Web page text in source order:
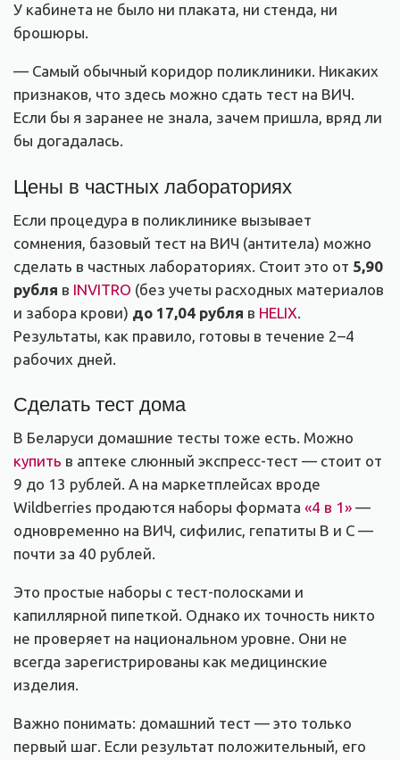
У кабинета не было ни плаката, ни стенда, ни
брошюры.
— Самый обычный коридор поликлиники. Никаких
признаков, что здесь можно сдать тест на ВИЧ.
Если бы я заранее не знала, зачем пришла, вряд ли
бы догадалась.
Цены в частных лабораториях
Если процедура в поликлинике вызывает
сомнения, базовый тест на ВИЧ (антитела) можно
сделать в частных лабораториях. Стоит это от 5,90
рубля в INVITRO (без учеты расходных материалов
и забора крови) до 17,04 рубля в HELIX
Результаты, как правило, готовы в течение 2–4
рабочих дней.
Сделать тест дома
В Беларуси домашние тесты тоже есть. Можно
купить в аптеке слюнный экспресс-тест — стоит от
9 до 13 рублей. А на маркетплейсах вроде
Wildberries продаются наборы формата «4 в 1» —
одновременно на ВИЧ, сифилис, гепатиты B и C —
почти за 40 рублей.
Это простые наборы с тест-полосками и
капиллярной пипеткой. Однако их точность никто
не проверяет на национальном уровне. Они не
всегда зарегистрированы как медицинские
изделия.
Важно понимать: домашний тест — это только
первый шаг. Если результат положительный, его